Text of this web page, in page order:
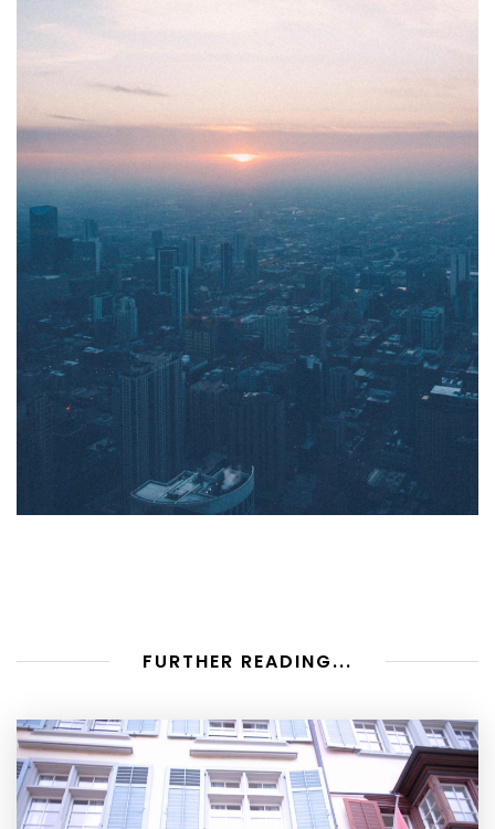
FURTHER READING...